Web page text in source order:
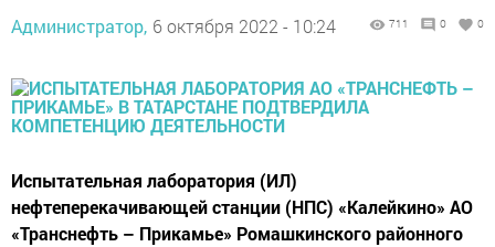
Администратор, 6 октября 2022 - 10:24 711 0 0
Испытательная лаборатория (ИЛ)
нефтеперекачивающей станции (НПС) «Калейкино» АО
«Транснефть – Прикамье» Ромашкинского районного